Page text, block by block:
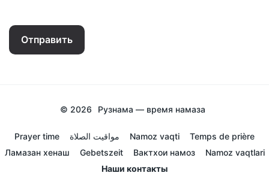
Отправить
© 2026 Рузнама — время намаза
Prayer time مواقيت الصلاة Namoz vaqti
Temps de prière
Ламазан хенаш
Gebetszeit Вактхои намоз
Namoz vaqtlari
Наши контакты